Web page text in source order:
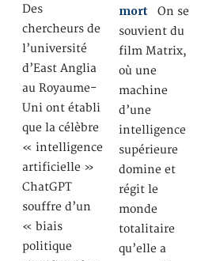
Des
chercheurs de
l’université
d’East Anglia
au Royaume-
Uni ont établi
que la célèbre
« intelligence
artificielle »
ChatGPT
souffre d’un
« biais
politique
mort On se
souvient du
film Matrix,
où une
machine
d’une
intelligence
supérieure
domine et
régit le
monde
totalitaire
qu’elle a